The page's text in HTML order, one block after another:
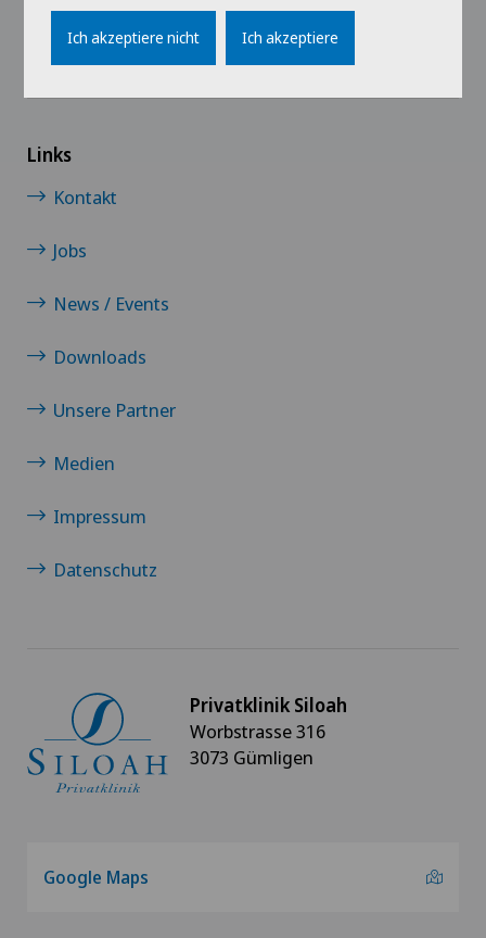
Hüftarthrose
Hüftchirurgie
Hüftimpingement
Knieprothese | Künstliches Kniegelenk
Knorpelschaden
Morton Neurom
Links
Kontakt
Jobs
News / Events
Downloads
Unsere Partner
Medien
Impressum
Datenschutz
Privatklinik Siloah
Worbstrasse 316
3073 Gümligen
Google Maps
Ich akzeptiere nicht Ich akzeptiere